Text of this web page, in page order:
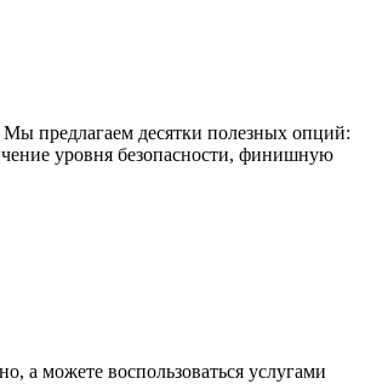
предлагаем десятки полезных опций:
уровня безопасности, финишную
а можете воспользоваться услугами